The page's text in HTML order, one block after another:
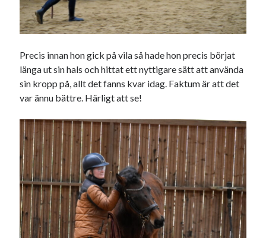
november 2021
oktober 2021
Logga in
Precis innan hon gick på vila så hade hon precis börjat
länga ut sin hals och hittat ett nyttigare sätt att använda
sin kropp på, allt det fanns kvar idag. Faktum är att det
var ännu bättre. Härligt att se!